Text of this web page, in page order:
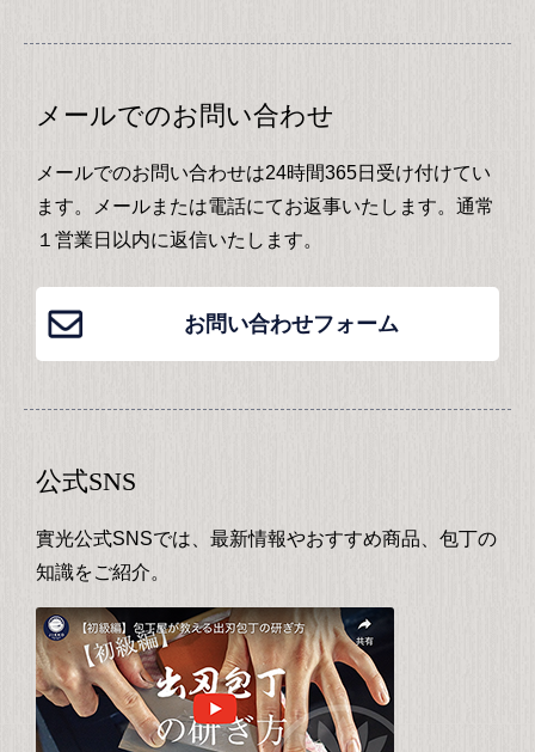
メールでのお問い合わせ
メールでのお問い合わせは24時間365日受け付けてい
ます。メールまたは電話にてお返事いたします。通常
１営業日以内に返信いたします。
お問い合わせフォーム
公式SNS
實光公式SNSでは、最新情報やおすすめ商品、包丁の
知識をご紹介。